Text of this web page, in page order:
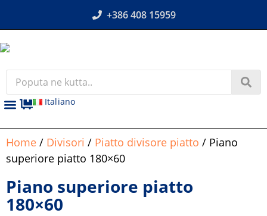
+386 408 15959
Italiano
Home / Divisori / Piatto divisore piatto / Piano
superiore piatto 180×60
Piano superiore piatto
180×60